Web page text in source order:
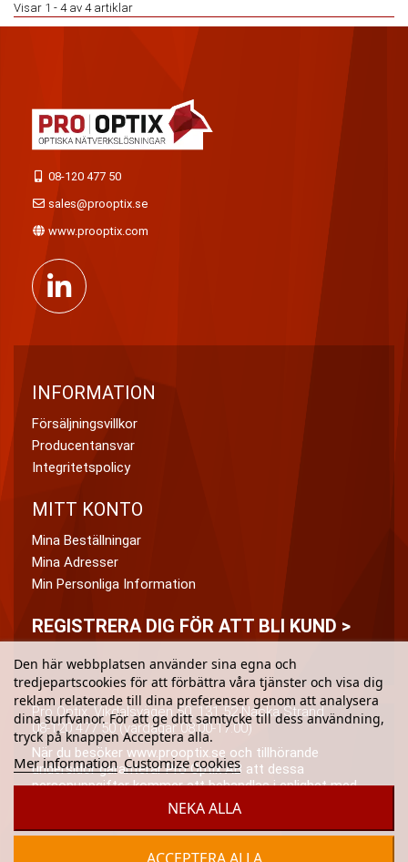
Visar 1 - 4 av 4 artiklar
08-120 477 50
sales@prooptix.se
www.prooptix.com
INFORMATION
Försäljningsvillkor
Producentansvar
Integritetspolicy
MITT KONTO
Mina Beställningar
Mina Adresser
Min Personliga Information
REGISTRERA DIG FÖR ATT BLI KUND >
Pro Optix, Vikdalsvägen 50, 131 52 Nacka Strand
08-120 477 50 (vardagar 08:00-17:00)
När du besöker www.prooptix.se och tillhörande
undersidor garanterar Pro Optix AB att dessa
personuppgifter kommer att behandlas i enlighet med
(då och då) tillämplig dataskyddslagstiftning och Pro
Optix AB:s integritetspolicy.
Den här webbplatsen använder sina egna och
tredjepartscookies för att förbättra våra tjänster och visa dig
reklam relaterade till dina preferenser genom att analysera
dina surfvanor. För att ge ditt samtycke till dess användning,
tryck på knappen Acceptera alla.
Mer information Customize cookies
NEKA ALLA